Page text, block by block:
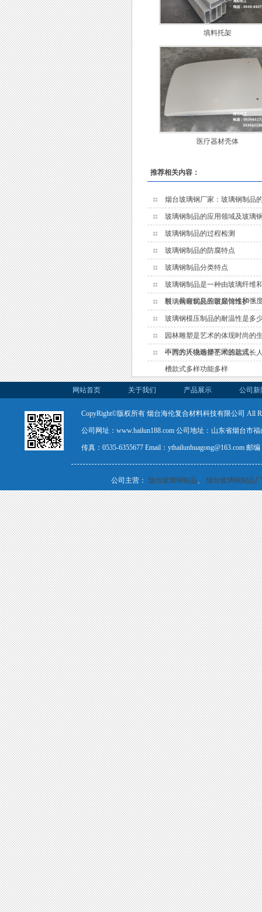
填料托架
医疗器材壳体
推荐相关内容：
烟台玻璃钢厂家：玻璃钢制品
玻璃钢制品的应用领域及玻璃
玻璃钢制品的过程检测
玻璃钢制品的防腐特点
玻璃钢制品分类特点
玻璃钢制品是一种由玻璃纤维
料，具有优良的耐腐蚀性和强
玻璃钢罐制品应该如何维护？
玻璃钢模压制品的耐温性是多
园林雕塑是艺术的体现时尚的
不同的环境选择不同的款式
中西方人物雕塑艺术源远流长
槽款式多样功能多样
网站首页 关于我们 产品展示 公司新
CopyRight©版权所有 烟台海伦复合材料科技有限公司 All
公司网址：www.hailun188.com 公司地址：山东省烟台市
传真：0535-6355677 Email：ythailunhuagong@163.com 邮
公司主营： 烟台玻璃钢制品、 烟台玻璃钢制品厂